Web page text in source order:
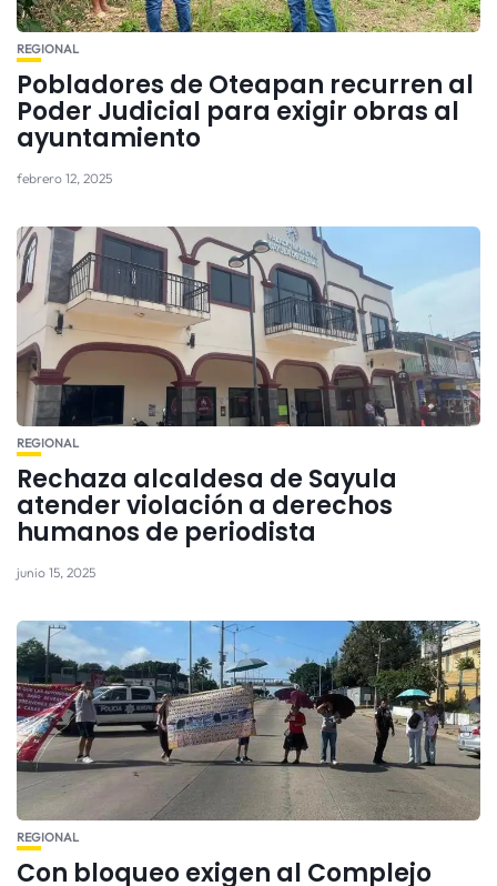
REGIONAL
Pobladores de Oteapan recurren al
Poder Judicial para exigir obras al
ayuntamiento
febrero 12, 2025
REGIONAL
Rechaza alcaldesa de Sayula
atender violación a derechos
humanos de periodista
junio 15, 2025
REGIONAL
Con bloqueo exigen al Complejo